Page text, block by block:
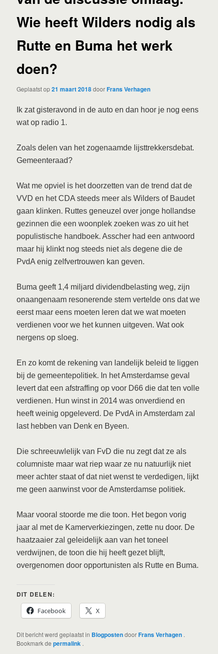
Wie heeft Wilders nodig als
Rutte en Buma het werk
doen?
Geplaatst op21 maart 2018doorFrans Verhagen
Ik zat gisteravond in de auto en dan hoor je nog eens
wat op radio 1.
Zoals delen van het zogenaamde lijsttrekkersdebat.
Gemeenteraad?
Wat me opviel is het doorzetten van de trend dat de
VVD en het CDA steeds meer als Wilders of Baudet
gaan klinken. Ruttes geneuzel over jonge hollandse
gezinnen die een woonplek zoeken was zo uit het
populistische handboek. Asscher had een antwoord
maar hij klinkt nog steeds niet als degene die de
PvdA enig zelfvertrouwen kan geven.
Buma geeft 1,4 miljard dividendbelasting weg, zijn
onaangenaam resonerende stem vertelde ons dat we
eerst maar eens moeten leren dat we wat moeten
verdienen voor we het kunnen uitgeven. Wat ook
nergens op sloeg.
En zo komt de rekening van landelijk beleid te liggen
bij de gemeentepolitiek. In het Amsterdamse geval
levert dat een afstraffing op voor D66 die dat ten volle
verdienen. Hun winst in 2014 was onverdiend en
heeft weinig opgeleverd. De PvdA in Amsterdam zal
last hebben van Denk en Byeen.
Die schreeuwlelijk van FvD die nu zegt dat ze als
columniste maar wat riep waar ze nu natuurlijk niet
meer achter staat of dat niet wenst te verdedigen, lijkt
me geen aanwinst voor de Amsterdamse politiek.
Maar vooral stoorde me die toon. Het begon vorig
jaar al met de Kamerverkiezingen, zette nu door. De
haatzaaier zal geleidelijk aan van het toneel
verdwijnen, de toon die hij heeft gezet blijft,
overgenomen door opportunisten als Rutte en Buma.
DIT DELEN:
Facebook
X
Dit bericht werd geplaatst in BlogpostendoorFrans Verhagen .
Bookmark depermalink .